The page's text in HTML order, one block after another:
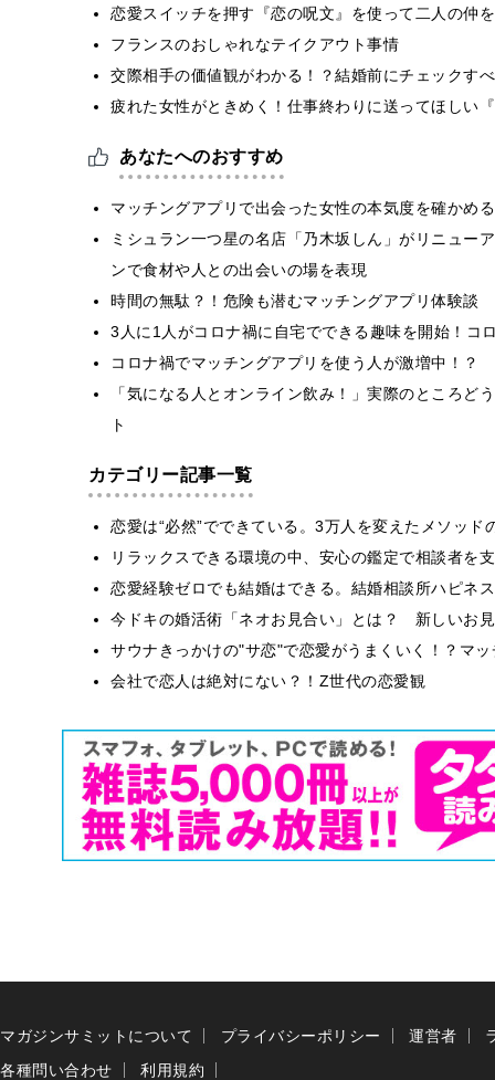
恋愛スイッチを押す『恋の呪文』を使って二人の仲
フランスのおしゃれなテイクアウト事情
交際相手の価値観がわかる！？結婚前にチェックす
疲れた女性がときめく！仕事終わりに送ってほしい
あなたへのおすすめ
マッチングアプリで出会った女性の本気度を確かめ
ミシュラン一つ星の名店「乃木坂しん」がリニュー
ンで食材や人との出会いの場を表現
時間の無駄？！危険も潜むマッチングアプリ体験談
3人に1人がコロナ禍に自宅でできる趣味を開始！コ
コロナ禍でマッチングアプリを使う人が激増中！？
「気になる人とオンライン飲み！」実際のところど
ト
カテゴリー記事一覧
恋愛は“必然”でできている。3万人を変えたメソッド
リラックスできる環境の中、安心の鑑定で相談者を
恋愛経験ゼロでも結婚はできる。結婚相談所ハピネ
今ドキの婚活術「ネオお見合い」とは？ 新しいお
サウナきっかけの"サ恋"で恋愛がうまくいく！？マ
会社で恋人は絶対にない？！Z世代の恋愛観
マガジンサミットについて プライバシーポリシー 運営者
各種問い合わせ
利用規約